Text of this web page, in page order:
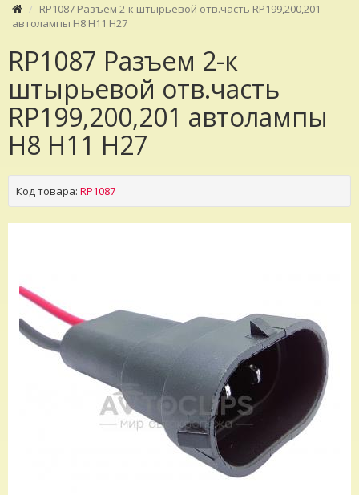
RP1087 Разъем 2-к штырьевой отв.часть RP199,200,201
автолампы H8 H11 H27
RP1087 Разъем 2-к
штырьевой отв.часть
RP199,200,201 автолампы
H8 H11 H27
Код товара: RP1087